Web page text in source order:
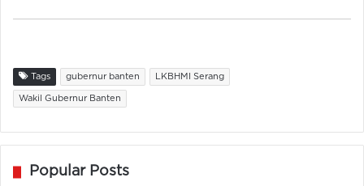
Tags gubernur banten LKBHMI Serang
Wakil Gubernur Banten
Popular Posts